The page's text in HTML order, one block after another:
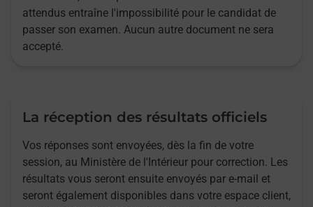
attendus entraîne l'impossibilité pour le candidat de
passer son examen. Aucun autre document ne sera
accepté.
La réception des résultats officiels
Vos réponses sont envoyées, dès la fin de votre
session, au Ministère de l'Intérieur pour correction. Les
résultats vous seront ensuite envoyés par e-mail et
seront également disponibles dans votre espace client,